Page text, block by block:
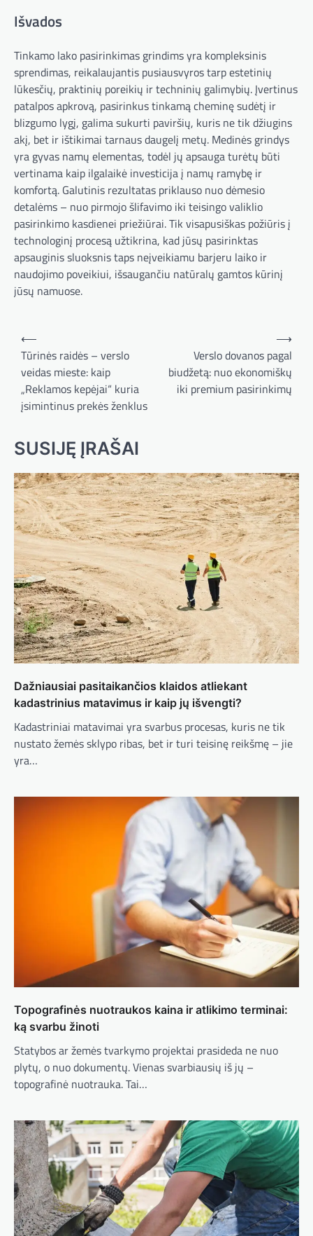
Išvados
Tinkamo lako pasirinkimas grindims yra kompleksinis
sprendimas, reikalaujantis pusiausvyros tarp estetinių
lūkesčių, praktinių poreikių ir techninių galimybių. Įvertinus
patalpos apkrovą, pasirinkus tinkamą cheminę sudėtį ir
blizgumo lygį, galima sukurti paviršių, kuris ne tik džiugins
akį, bet ir ištikimai tarnaus daugelį metų. Medinės grindys
yra gyvas namų elementas, todėl jų apsauga turėtų būti
vertinama kaip ilgalaikė investicija į namų ramybę ir
komfortą. Galutinis rezultatas priklauso nuo dėmesio
detalėms – nuo pirmojo šlifavimo iki teisingo valiklio
pasirinkimo kasdienei priežiūrai. Tik visapusiškas požiūris į
technologinį procesą užtikrina, kad jūsų pasirinktas
apsauginis sluoksnis taps neįveikiamu barjeru laiko ir
naudojimo poveikiui, išsaugančiu natūralų gamtos kūrinį
jūsų namuose.
Navigacija
tarp
įrašų
⟵
Tūrinės raidės – verslo
veidas mieste: kaip
„Reklamos kepėjai“ kuria
įsimintinus prekės ženklus
Verslo dovanos pagal
biudžetą: nuo ekonomiškų
iki premium pasirinkimų
⟶
SUSIJĘ ĮRAŠAI
Dažniausiai pasitaikančios klaidos atliekant
kadastrinius matavimus ir kaip jų išvengti?
Kadastriniai matavimai yra svarbus procesas, kuris ne tik
nustato žemės sklypo ribas, bet ir turi teisinę reikšmę – jie
yra…
Topografinės nuotraukos kaina ir atlikimo terminai:
ką svarbu žinoti
Statybos ar žemės tvarkymo projektai prasideda ne nuo
plytų, o nuo dokumentų. Vienas svarbiausių iš jų –
topografinė nuotrauka. Tai…